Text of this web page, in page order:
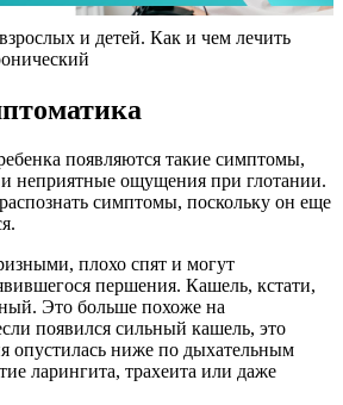
и детей. Как и чем лечить
появляются такие симптомы,
неприятные ощущения при глотании.
симптомы, поскольку он еще
плохо спят и могут
першения. Кашель, кстати,
Это больше похоже на
появился сильный кашель, это
опустилась ниже по дыхательным
ларингита, трахеита или даже